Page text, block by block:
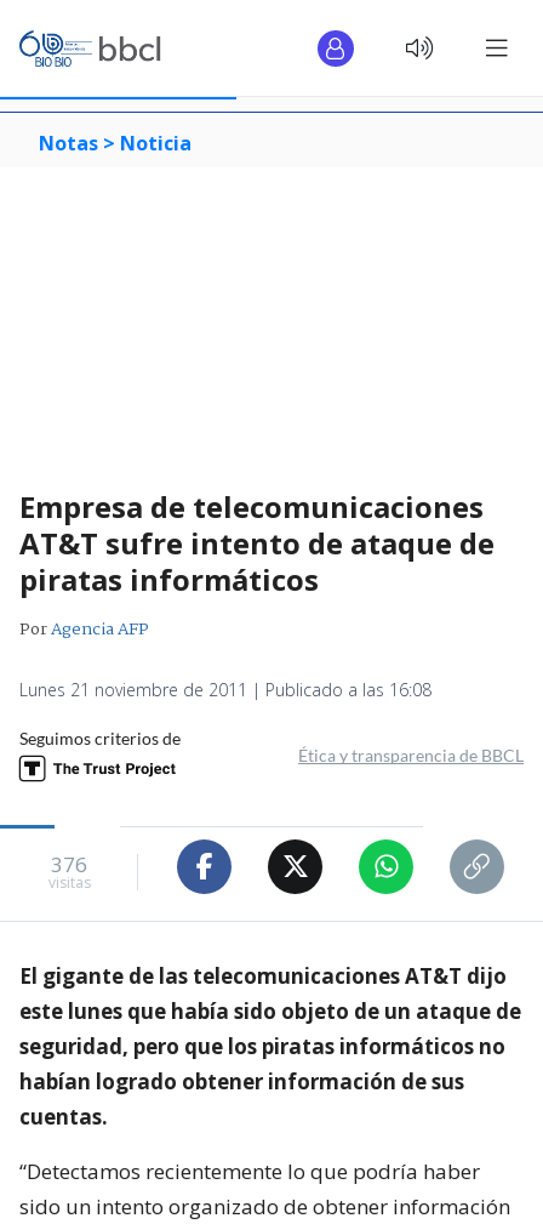
Notas > Noticia
Empresa de telecomunicaciones
AT&T sufre intento de ataque de
piratas informáticos
PorAgencia AFP
Lunes 21 noviembre de 2011 | Publicado a las 16:08
Seguimos criterios de
Ética y transparencia de BBCL
376
visitas
El gigante de las telecomunicaciones AT&T dijo
este lunes que había sido objeto de un ataque de
seguridad, pero que los piratas informáticos no
habían logrado obtener información de sus
cuentas.
“Detectamos recientemente lo que podría haber
sido un intento organizado de obtener información